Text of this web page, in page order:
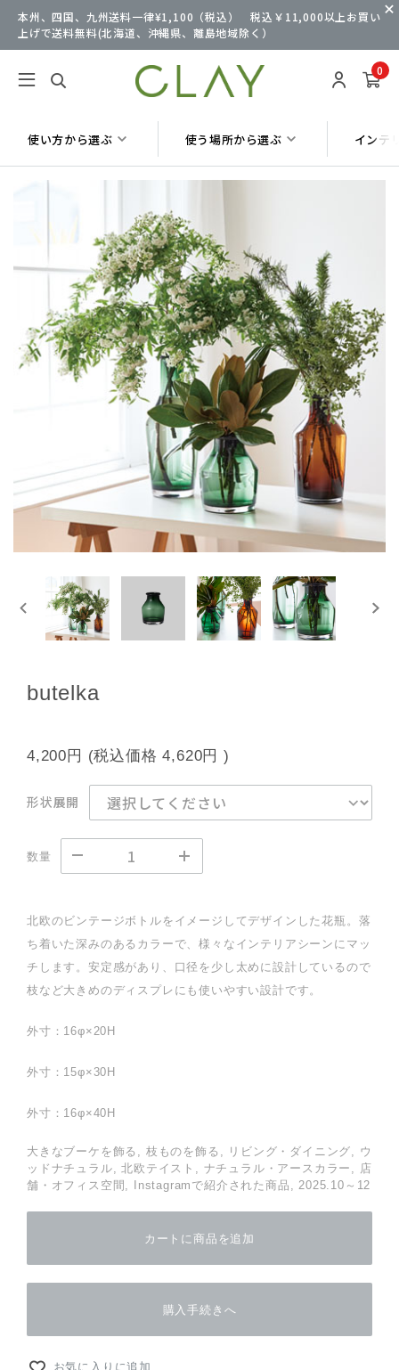
本州、四国、九州送料一律¥1,100（税込） 税込￥11,000以上お買い
上げで送料無料(北海道、沖縄県、離島地域除く）
0
使い方から選ぶ 使う場所から選ぶ インテ
butelka
4,200円 (税込価格4,620円 )
形状展開
数量
北欧のビンテージボトルをイメージしてデザインした花瓶。落
ち着いた深みのあるカラーで、様々なインテリアシーンにマッ
チします。安定感があり、口径を少し太めに設計しているので
枝など大きめのディスプレにも使いやすい設計です。
外寸：16φ×20H
外寸：15φ×30H
外寸：16φ×40H
大きなブーケを飾る, 枝ものを飾る, リビング・ダイニング, ウ
ッドナチュラル, 北欧テイスト, ナチュラル・アースカラー, 店
舗・オフィス空間, Instagramで紹介された商品, 2025.10～12
カートに商品を追加
購入手続きへ
お気に入りに追加